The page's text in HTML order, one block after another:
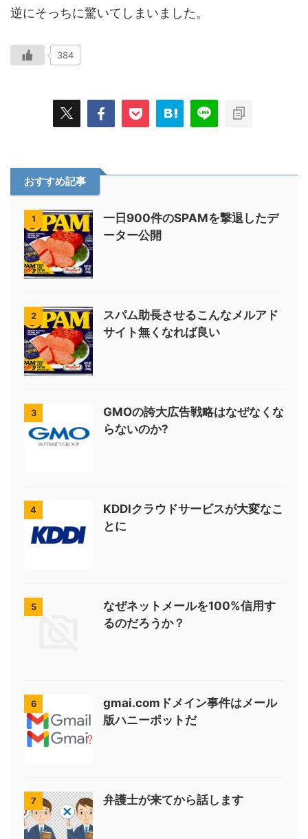
逆にそっちに驚いてしまいました。
384
おすすめ記事
1
一日900件のSPAMを撃退したデ
ーター公開
2
スパム助長させるこんなメルアド
サイト無くなれば良い
3
GMOの誇大広告戦略はなぜなくな
らないのか?
4
KDDIクラウドサービスが大変なこ
とに
5
なぜネットメールを100%信用す
るのだろうか？
6
gmai.comドメイン事件はメール
版ハニーポットだ
7 弁護士が来てから話します